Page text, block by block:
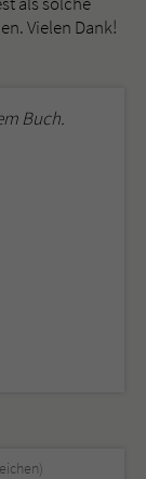
Vielen Dank!
Buch.